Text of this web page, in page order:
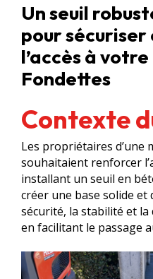
Un seuil
pour
l’accès à
Fondettes
Contexte
Les propriétaires d’une
souhaitaient renforcer
installant un seuil en
créer une base solide
sécurité, la stabilité et
en facilitant le passage